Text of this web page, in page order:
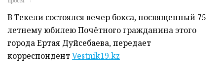
В Текели состоялся вечер бокса, посвященный 75-
летнему юбилею Почётного гражданина этого
города Ертая Дуйсебаева, передает
корреспондентVestnik19.kz